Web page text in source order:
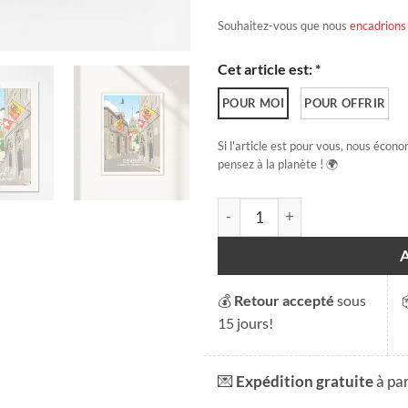
Souhaitez-vous que nous encadrions
Cet article est: *
POUR MOI POUR OFFRIR
Si l'article est pour vous, nous
pensez à la planète ! 🌍
quantité de Vieille-Ville
💰 Retour accepté sous
15 jours!
💌Expédition gratuiteà